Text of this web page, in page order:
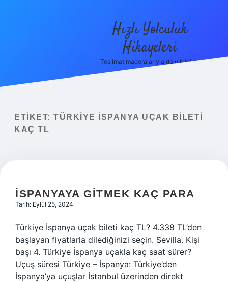
Yasal Uyarı
menüyü
Hızlı Yolculuk
Hikayeleri
Teslimat maceralarıyla dolu bilgiler!
ETIKET: TÜRKIYE İSPANYA UÇAK BILETI
KAÇ TL
İSPANYAYA GITMEK KAÇ PARA
Tarih: Eylül 25, 2024
Türkiye İspanya uçak bileti kaç TL? 4.338 TL’den
başlayan fiyatlarla dilediğinizi seçin. Sevilla. Kişi
başı 4. Türkiye İspanya uçakla kaç saat sürer?
Uçuş süresi Türkiye – İspanya: Türkiye’den
İspanya’ya uçuşlar İstanbul üzerinden direkt